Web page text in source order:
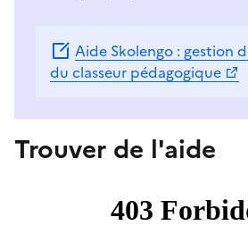
Aide Skolengo : gestion
du classeur pédagogique
Trouver de l'aide